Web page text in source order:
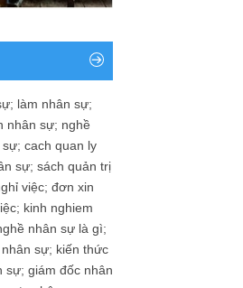
; làm nhân sự;
nhân sự; nghề
sự; cach quan ly
sự; sách quản trị
việc; đơn xin
; kinh nghiem
nhân sự là gì;
sự; kiến thức
sự; giám đốc nhân